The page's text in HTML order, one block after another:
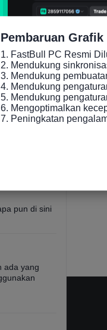
Pembaruan Grafik
1. FastBull PC Resmi
2. Mendukung
3. Mendukung
4. Mendukung
5. Mendukung
6. Mengoptimalkan
7. Peningkatan